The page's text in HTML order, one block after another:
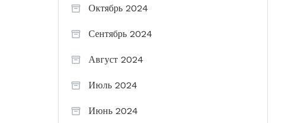
Октябрь 2024
Сентябрь 2024
Август 2024
Июль 2024
Июнь 2024